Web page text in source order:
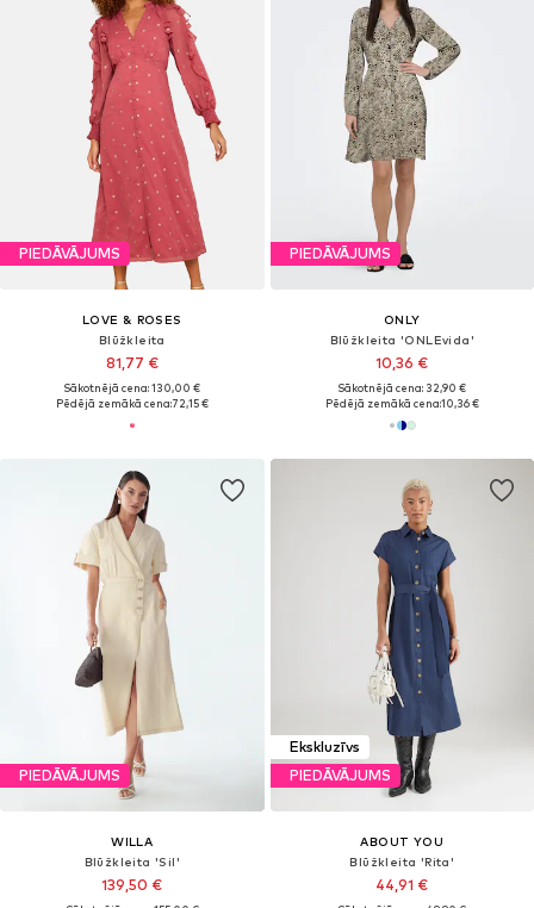
PIEDĀVĀJUMS
LOVE & ROSES
Blūžkleita
81,77 €
Sākotnējā cena: 130,00 €
Pēdējā zemākā cena:72,15 €
PIEDĀVĀJUMS
ONLY
Blūžkleita 'ONLEvida'
10,36 €
Sākotnējā cena: 32,90 €
Pēdējā zemākā cena:10,36 €
PIEDĀVĀJUMS
WILLA
Blūžkleita 'Sil'
139,50 €
Ekskluzīvs
PIEDĀVĀJUMS
ABOUT YOU
Blūžkleita 'Rita'
44,91 €